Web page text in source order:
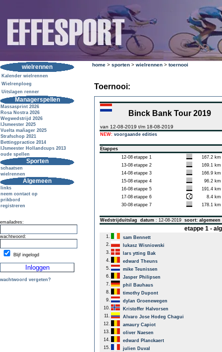
wielrennen
Kalender wielrennen
Wielrenploeg
Uitslagen renner
Managerspellen
Massasprint 2026
Rosa Nostra 2026
Wegwedstrijd 2026
IJsmeester 2025
Vuelta mañager 2025
Strafschop 2021
Bettingpractice 2014
IJsmeester Hollandcups 2013
oude spellen
Sporten
schaatsen
wielrennen
Algemeen
links
neem contact op
prikbord
registreren
emailadres:
wachtwoord:
Blijf ingelogd
wachtwoord vergeten?
home > sporten > wielrennen > toernooi
Toernooi:
Binck Bank Tour 2019
van 12-08-2019 t/m 18-08-2019
NEW: voorgaande edities
Etappes
12-08 etappe 1
167.2 km
13-08 etappe 2
169.1 km
14-08 etappe 3
166.9 km
15-08 etappe 4
96.2 km
16-08 etappe 5
191.4 km
17-08 etappe 6
8.4 km
30-08 etappe 7 178.1 km
Wedstrijduitslag datum : 12-08-2019 soort: algemeen
etappe 1 -
1.
sam Bennett
2.
lukasz Wisniowski
3.
lars ytting Bak
4.
edward Theuns
5.
mike Teunissen
6.
Jasper Philipsen
7.
phil Bauhaus
8.
timothy Dupont
9.
dylan Groenewegen
10.
Kristoffer Halvorsen
11.
Alvaro Jose Hodeg Chagui
12.
amaury Capiot
13.
oliver Naesen
14.
edward Planckaert
15.
julien Duval